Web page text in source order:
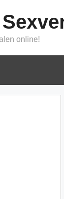
online!